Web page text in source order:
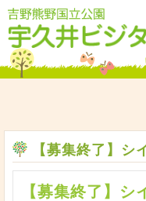
【募集終了】シ
【募集終了】シ